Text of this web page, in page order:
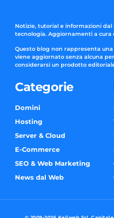
Notizie, tutorial e informazioni
tecnologia. Aggiornamenti a cura
Questo blog non rappresenta
viene aggiornato senza alcuna
considerarsi un prodotto
Categorie
Domini
Hosting
Server & Cloud
E-Commerce
SEO & Web Marketing
News dal Web